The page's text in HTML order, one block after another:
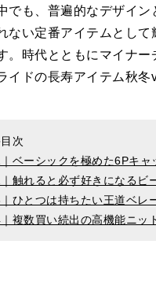
でも、普遍的なデザイ
ない定番アイテムとして
。時代とともにマイナ
イドの長寿アイテム秋冬
次
ベーシックを極めた6Pキ
触れると必ず好きになるビ
ひとつは持ちたい王道ベレ
複数買い続出の高機能ニッ